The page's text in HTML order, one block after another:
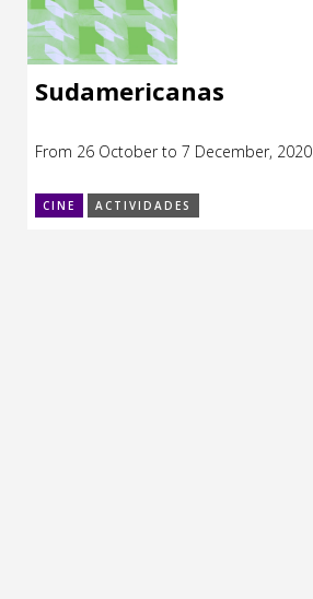
Sudamericanas
From 26 October to 7 December, 2020.
CINE ACTIVIDADES